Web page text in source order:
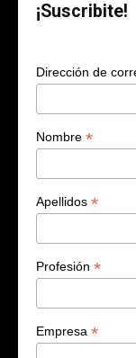
¡Suscribite!
Dirección de
Nombre *
Apellidos *
Profesión *
Empresa *